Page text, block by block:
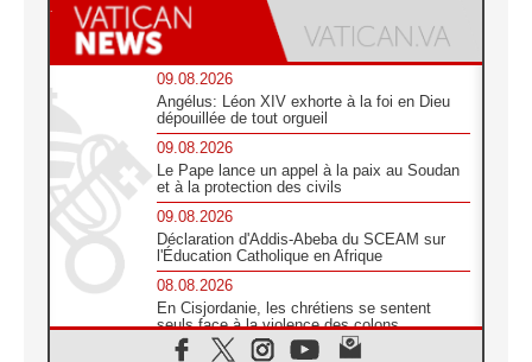
09.08.2026
Angélus: Léon XIV exhorte à la foi en Dieu
dépouillée de tout orgueil
09.08.2026
Le Pape lance un appel à la paix au Soudan
et à la protection des civils
09.08.2026
Déclaration d'Addis-Abeba du SCEAM sur
l'Éducation Catholique en Afrique
08.08.2026
En Cisjordanie, les chrétiens se sentent
seuls face à la violence des colons
08.08.2026